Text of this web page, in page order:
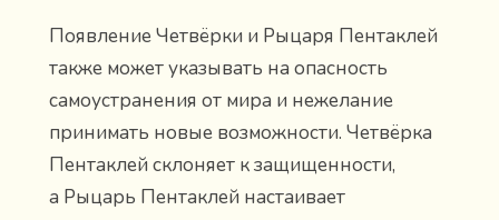
Появление Четвёрки и Рыцаря Пентаклей
также может указывать на опасность
самоустранения от мира и нежелание
принимать новые возможности. Четвёрка
Пентаклей склоняет к защищенности,
а Рыцарь Пентаклей настаивает